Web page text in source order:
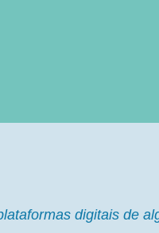
digitais de